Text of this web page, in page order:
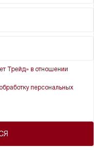
Трейд» в отношении
персональных